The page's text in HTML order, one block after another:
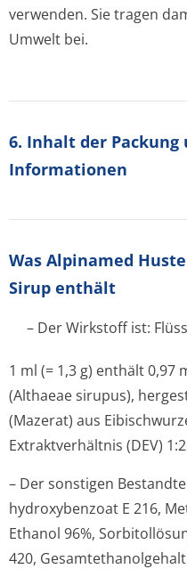
verwenden. Sie tragen
Umwelt bei.
6. Inhalt der
Informationen
Was Alpinamed
Sirup enthält
– Der Wirkstoff ist:
1 ml (= 1,3 g) enthält 0,97
(Althaeae sirupus),
(Mazerat) aus
Extraktverhältnis (DEV)
– Der sonstigen
hydroxybenzoat E 216,
Ethanol 96%,
420,